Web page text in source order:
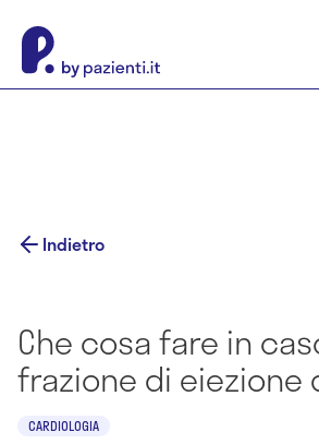
Indietro
Che cosa fare in
frazione di eiezione
CARDIOLOGIA